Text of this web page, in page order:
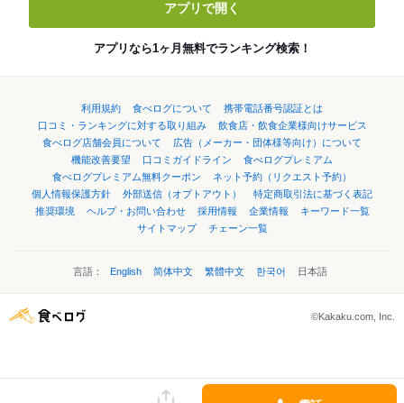
アプリで開く
アプリなら1ヶ月無料でランキング検索！
利用規約 食べログについて
携帯電話番号認証とは
口コミ・ランキングに対する取り組み
飲食店・飲食企業様向けサービス
食べログ店舗会員について
広告（メーカー・団体様等向け）について
機能改善要望
口コミガイドライン
食べログプレミアム
食べログプレミアム無料クーポン
ネット予約（リクエスト予約）
個人情報保護方針
外部送信（オプトアウト）
特定商取引法に基づく表記
推奨環境
ヘルプ・お問い合わせ 採用情報 企業情報
キーワード一覧
サイトマップ
チェーン一覧
言語： English 简体中文 繁體中文 한국어 日本語
©Kakaku.com, Inc.